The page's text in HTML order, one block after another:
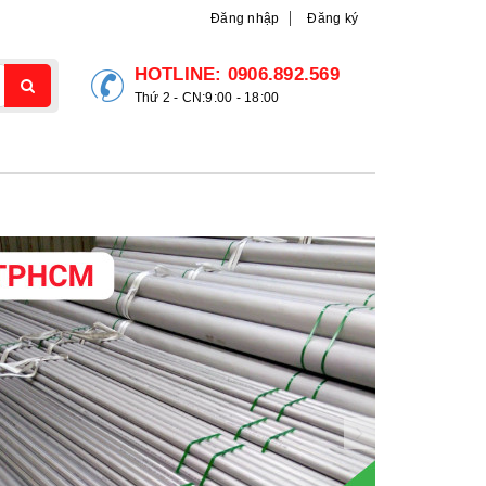
Đăng nhập Đăng ký
HOTLINE: 0906.892.569
Thứ 2 - CN:9:00 - 18:00